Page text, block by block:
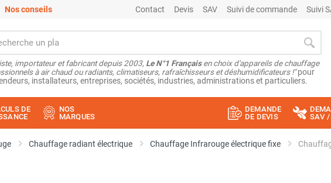
Nos conseils Contact Devis SAV Suivi de commande Suivi
importateur et fabricant depuis 2003, Le N°1 Françaisen choix d'appareils de chauffage
à air chaud ou radiants, climatiseurs, rafraîchisseurs et déshumidificateurs !"pour
installateurs, entreprises, sociétés, industries, administrations et particuliers.
DE
NOS
MARQUES
DEMANDE
DE DEVIS
SAV /
Chauffage radiant électrique Chauffage Infrarouge électrique fixe